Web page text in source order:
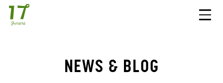
NEWS & BLOG